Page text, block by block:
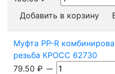
Добавить в корзину
Муфта PP-R
резьба КРОСС 62730
79.50 ₽